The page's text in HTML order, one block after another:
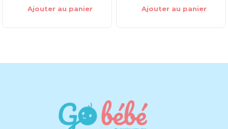
Ajouter au panier Ajouter au panier